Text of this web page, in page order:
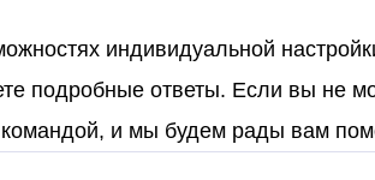
индивидуальной
подробные ответы. Если вы не
и мы будем рады вам